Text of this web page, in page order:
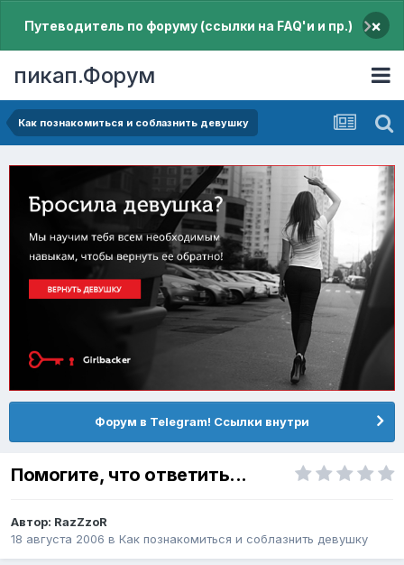
Путеводитель по форуму (ссылки на FAQ'и и пр.) ×
пикап.Форум
Как познакомиться и соблазнить девушку
Форум в Telegram! Ссылки внутри
Помогите, что ответить...
Автор: RazZzoR
18 августа 2006 в Как познакомиться и соблазнить девушку